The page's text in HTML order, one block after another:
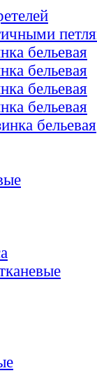
бельевая
бельевая
бельевая
бельевая
бельевая